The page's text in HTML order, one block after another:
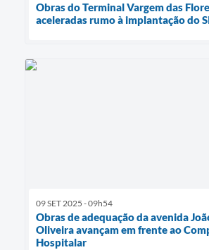
Obras do Terminal Vargem das
aceleradas rumo à implantação do
09 SET 2025 - 09h54
Obras de adequação da avenida
Oliveira avançam em frente ao
Hospitalar